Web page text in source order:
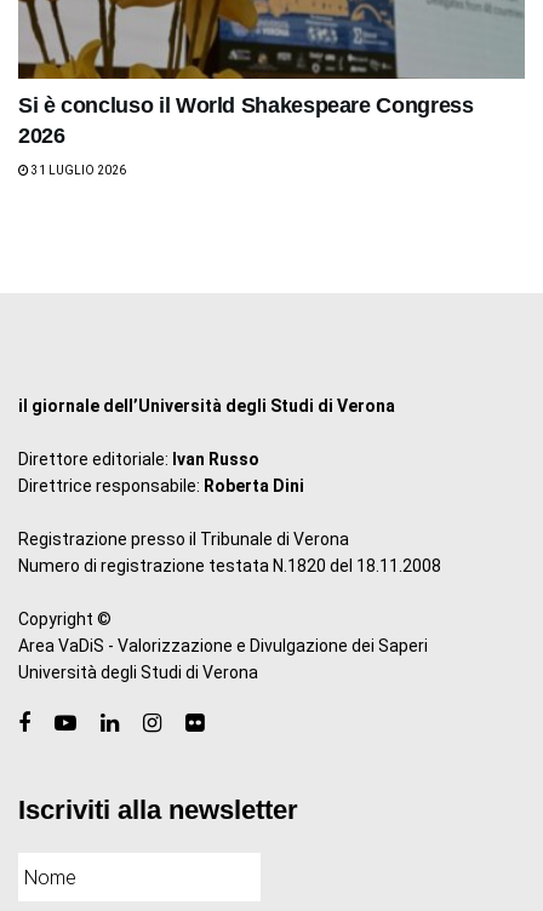
Si è concluso il World Shakespeare Congress
2026
31 LUGLIO 2026
il giornale dell’Università degli Studi di Verona
Direttore editoriale: Ivan Russo
Direttrice responsabile: Roberta Dini
Registrazione presso il Tribunale di Verona
Numero di registrazione testata N.1820 del 18.11.2008
Copyright ©
Area VaDiS - Valorizzazione e Divulgazione dei Saperi
Università degli Studi di Verona
Iscriviti alla newsletter